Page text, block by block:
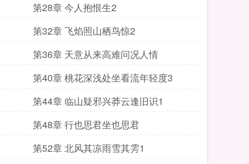
第28章 今人抱恨生2
第32章 飞焰照山栖鸟惊2
第36章 天意从来高难问况人情
第40章 桃花深浅处坐看流年轻度3
第44章 临山疑邪兴莽云逢旧识1
第48章 行也思君坐也思君
第52章 北风其凉雨雪其雱1